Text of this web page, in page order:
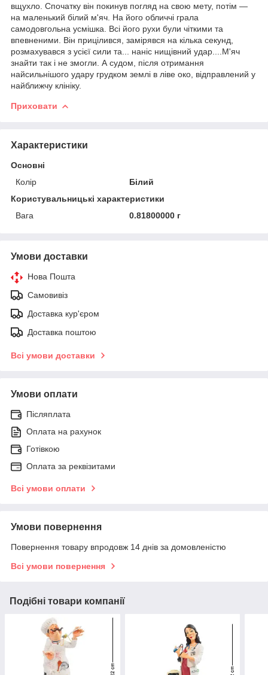
вщухло. Спочатку він покинув погляд на свою мету, потім —
на маленький білий м'яч. На його обличчі грала
самодовгольна усмішка. Всі його рухи були чіткими та
впевненими. Він прицілився, замірявся на кілька секунд,
розмахувався з усієї сили та... наніс нищівний удар....М'яч
знайти так і не змогли. А судом, після отримання
найсильнішого удару грудком землі в ліве око, відправлений у
найближчу клініку.
Приховати
Характеристики
Основні
Колір
Білий
Користувальницькі характеристики
Вага
0.81800000 г
Умови доставки
Нова Пошта
Самовивіз
Доставка кур'єром
Доставка поштою
Всі умови доставки
Умови оплати
Післяплата
Оплата на рахунок
Готівкою
Оплата за реквізитами
Всі умови оплати
Умови повернення
Повернення товару впродовж 14 днів за домовленістю
Всі умови повернення
Подібні товари компанії